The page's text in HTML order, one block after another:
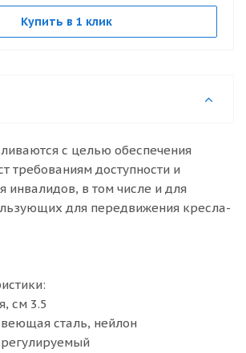
Купить в 1 клик
с целью обеспечения
требованиям доступности и
инвалидов, в том числе и для
для передвижения кресла-
см 3.5
сталь, нейлон